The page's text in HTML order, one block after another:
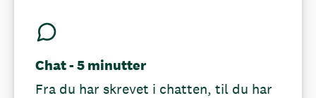
Chat - 5 minutter
Fra du har skrevet i chatten, til du har